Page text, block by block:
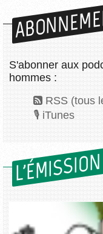
S'abonner aux
hommes :
RSS (tous
iTunes
L'ÉMISSION